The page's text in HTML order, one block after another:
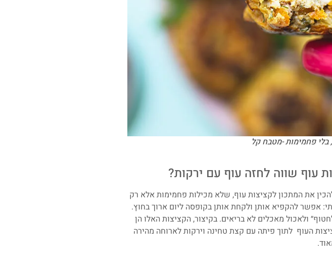
בלי פחמימות -מטבח קל
עוף שווה לחזה עוף עם ירקות?
את המתכון לקציצות עוף, שלא מכילות פחמימות אלא רק
אפשר להקפיא אותן ולקחת אותן בקופסה ליום ארוך בחוץ.
ולאכול מאכלים לא בריאים. בקיצור, הקציצות האלו הן
העוף לתוך פיתה עם קצת טחינה וירקות לארוחה מהירה